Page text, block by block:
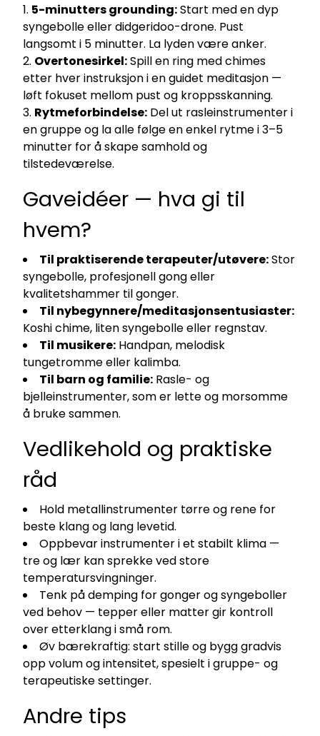
5-minutters grounding:Start med en dyp
syngebolle eller didgeridoo-drone. Pust
langsomt i 5 minutter. La lyden være anker.
Overtonesirkel:Spill en ring med chimes
etter hver instruksjon i en guidet meditasjon —
løft fokuset mellom pust og kroppsskanning.
Rytmeforbindelse: Del ut rasleinstrumenter i
en gruppe og la alle følge en enkel rytme i 3–5
minutter for å skape samhold og
tilstedeværelse.
Gaveidéer — hva gi til
hvem?
Til praktiserende terapeuter/utøvere:Stor
syngebolle, profesjonell gong eller
kvalitetshammer til gonger.
Til nybegynnere/meditasjonsentusiaster:
Koshi chime, liten syngebolle eller regnstav.
Til musikere: Handpan, melodisk
tungetromme eller kalimba.
Til barn og familie: Rasle- og
bjelleinstrumenter, som er lette og morsomme
å bruke sammen.
Vedlikehold og praktiske
råd
Hold metallinstrumenter tørre og rene for
beste klang og lang levetid.
Oppbevar instrumenter i et stabilt klima —
tre og lær kan sprekke ved store
temperatursvingninger.
Tenk på demping for gonger og syngeboller
ved behov — tepper eller matter gir kontroll
over etterklang i små rom.
Øv bærekraftig: start stille og bygg gradvis
opp volum og intensitet, spesielt i gruppe- og
terapeutiske settinger.
Andre tips